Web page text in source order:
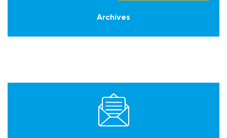
Archives